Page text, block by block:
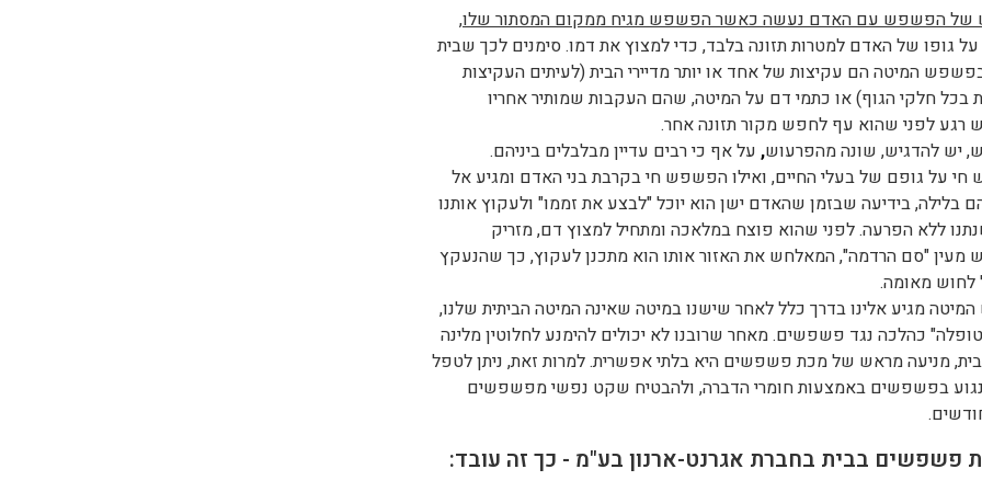
של הפשפש עם האדם נעשה כאשר הפשפש מגיח ממקום המסתור שלו,
על גופו של האדם למטרות תזונה בלבד, כדי למצוץ את דמו. סימנים לכך שבית
המיטה הם עקיצות של אחד או יותר מדיירי הבית (לעיתים העקיצות
בכל חלקי הגוף) או כתמי דם על המיטה, שהם העקבות שמותיר אחריו
לפני שהוא עף לחפש מקור תזונה אחר.
יש להדגיש, שונה מהפרעוש, על אף כי רבים עדיין מבלבלים ביניהם.
חי על גופם של בעלי החיים, ואילו הפשפש חי בקרבת בני האדם ומגיע אל
בלילה, בידיעה שבזמן שהאדם ישן הוא יוכל "לבצע את זממו" ולעקוץ אותנו
ללא הפרעה. לפני שהוא פוצח במלאכה ומתחיל למצוץ דם, מזריק
"סם הרדמה", המאלחש את האזור אותו הוא מתכנן לעקוץ, כך שהנעקץ
לחוש מאומה.
מגיע אלינו בדרך כלל לאחר שישנו במיטה שאינה המיטה הביתית שלנו,
כהלכה נגד פשפשים. מאחר שרובנו לא יכולים להימנע לחלוטין מלינה
מניעה מראש של מכת פשפשים היא בלתי אפשרית. למרות זאת, ניתן לטפל
בפשפשים באמצעות חומרי הדברה, ולהבטיח שקט נפשי מפשפשים
פשפשים בבית בחברת אגרנט-ארנון בע"מ - כך זה עובד: